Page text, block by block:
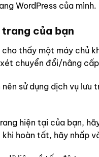
WordPress của mình.
của bạn
thấy một máy chủ
chuyển đổi/nâng
nên sử dụng dịch vụ
hiện tại của bạn,
hoàn tất, hãy nhấp